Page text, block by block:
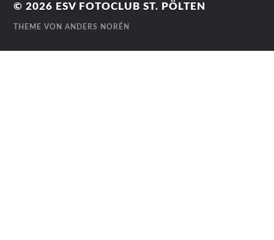
© 2026 ESV FOTOCLUB ST. PÖLTEN
THEME VONANDERS NORÉN